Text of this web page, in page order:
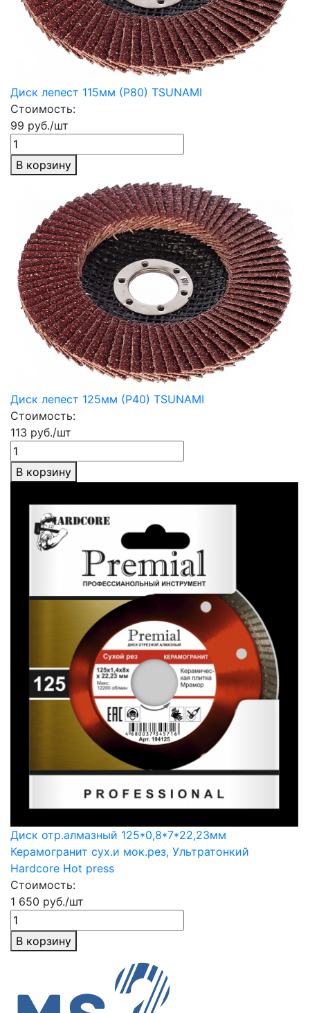
Диск лепест 115мм (Р80) TSUNAMI
Стоимость:
99 руб./шт
В корзину
Диск лепест 125мм (Р40) TSUNAMI
Стоимость:
113 руб./шт
В корзину
Диск отр.алмазный 125*0,8*7*22,23мм
Керамогранит сух.и мок.рез, Ультратонкий
Hardcore Hot press
Стоимость:
1 650 руб./шт
В корзину